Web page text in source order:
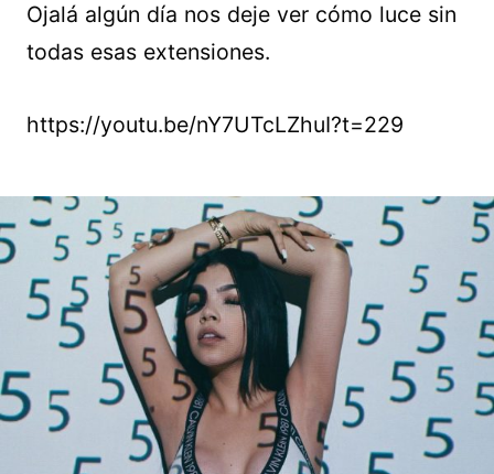
Ojalá algún día nos deje ver cómo luce sin
todas esas extensiones.
https://youtu.be/nY7UTcLZhuI?t=229